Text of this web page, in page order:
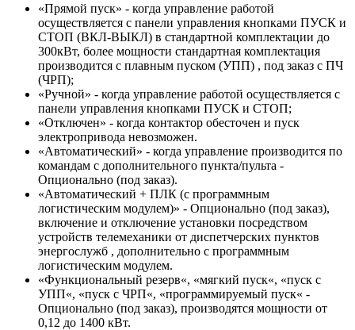
«Прямой пуск» - когда управление работой
осуществляется с панели управления кнопками ПУСК и
СТОП (ВКЛ-ВЫКЛ) в стандартной комплектации до
300кВт, более мощности стандартная комплектация
производится с плавным пуском (УПП) , под заказ с ПЧ
(ЧРП);
«Ручной» - когда управление работой осуществляется с
панели управления кнопками ПУСК и СТОП;
«Отключен» - когда контактор обесточен и пуск
электропривода невозможен.
«Автоматический» - когда управление производится по
командам с дополнительного пункта/пульта -
Опционально (под заказ).
«Автоматический + ПЛК (с программным
логистическим модулем)» - Опционально (под заказ),
включение и отключение установки посредством
устройств телемеханики от диспетчерских пунктов
энергослужб , дополнительно с программным
логистическим модулем.
«Функциональный резерв«, «мягкий пуск«, «пуск с
УПП«, «пуск с ЧРП«, «программируемый пуск« -
Опционально (под заказ), производятся мощности от
0,12 до 1400 кВт.